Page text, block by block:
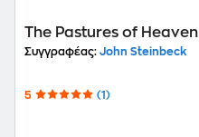
The Pastures of Heaven
Συγγραφέας: John Steinbeck
5 (1)